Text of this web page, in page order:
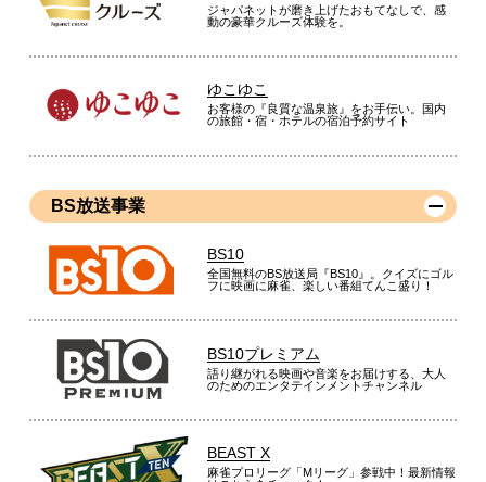
ジャパネットが磨き上げたおもてなしで、感
動の豪華クルーズ体験を。
ゆこゆこ
お客様の『良質な温泉旅』をお手伝い。国内
の旅館・宿・ホテルの宿泊予約サイト
BS放送事業
BS10
全国無料のBS放送局『BS10』。クイズにゴル
フに映画に麻雀、楽しい番組てんこ盛り！
BS10プレミアム
語り継がれる映画や音楽をお届けする、大人
のためのエンタテインメントチャンネル
BEAST X
麻雀プロリーグ「Mリーグ」参戦中！最新情報